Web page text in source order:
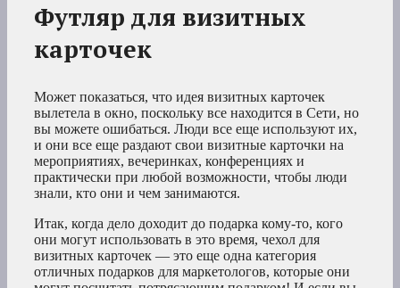
Футляр для визитных
карточек
Может показаться, что идея визитных карточек
вылетела в окно, поскольку все находится в Сети, но
вы можете ошибаться. Люди все еще используют их,
и они все еще раздают свои визитные карточки на
мероприятиях, вечеринках, конференциях и
практически при любой возможности, чтобы люди
знали, кто они и чем занимаются.
Итак, когда дело доходит до подарка кому-то, кого
они могут использовать в это время, чехол для
визитных карточек — это еще одна категория
отличных подарков для маркетологов, которые они